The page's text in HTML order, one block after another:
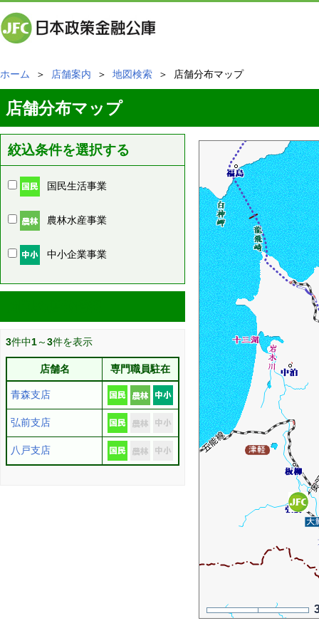
ホーム ＞ 店舗案内 ＞ 地図検索 ＞ 店舗分布マップ
店舗分布マップ
絞込条件を選択する
国民生活事業
農林水産事業
中小企業事業
3件中1～3件を表示
店舗名 専門職員駐在
青森支店
弘前支店
八戸支店